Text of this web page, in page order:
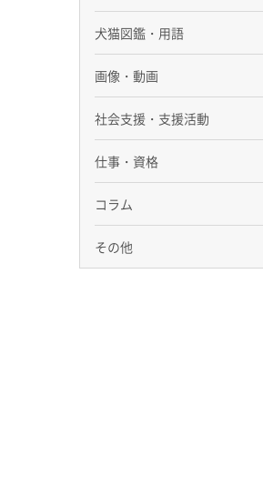
犬猫図鑑・用語
画像・動画
社会支援・支援活動
仕事・資格
コラム
その他